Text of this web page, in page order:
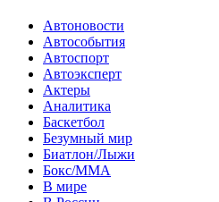
Автоновости
Автособытия
Автоспорт
Автоэксперт
Актеры
Аналитика
Баскетбол
Безумный мир
Биатлон/Лыжи
Бокс/MMA
В мире